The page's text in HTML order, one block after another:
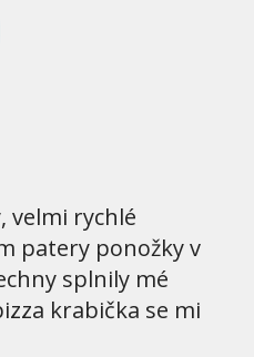
velmi rychlé
patery ponožky v
splnily mé
krabička se mi